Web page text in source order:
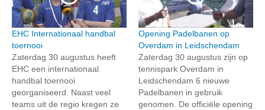
EHC Internationaal handbal
toernooi
Zaterdag 30 augustus heeft
EHC een internationaal
handbal toernooi
georganiseerd. Naast veel
teams uit de regio kregen ze
Opening Padelbanen op
Overdam in Leidschendam
Zaterdag 30 augustus zijn op
tennispark Overdam in
Leidschendam 6 nieuwe
Padelbanen in gebruik
genomen. De officiële opening